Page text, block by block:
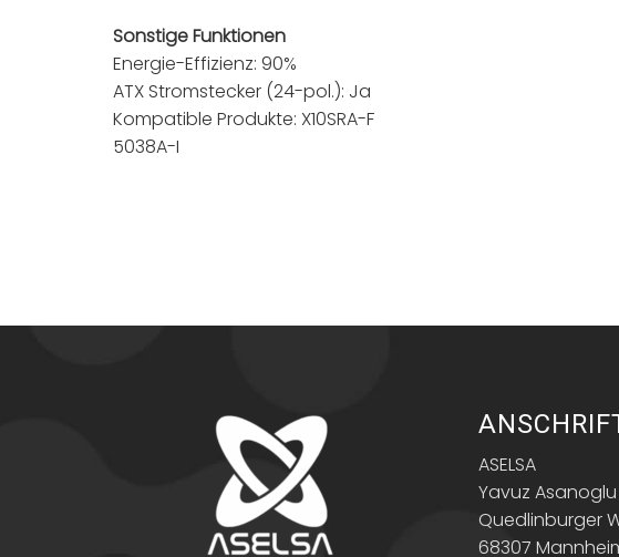
Sonstige Funktionen
Energie-Effizienz: 90%
ATX Stromstecker (24-pol.): Ja
Kompatible Produkte: X10SRA-F
5038A-I
ASELSA
Yavuz Asanoglu
Quedlinburger
68307